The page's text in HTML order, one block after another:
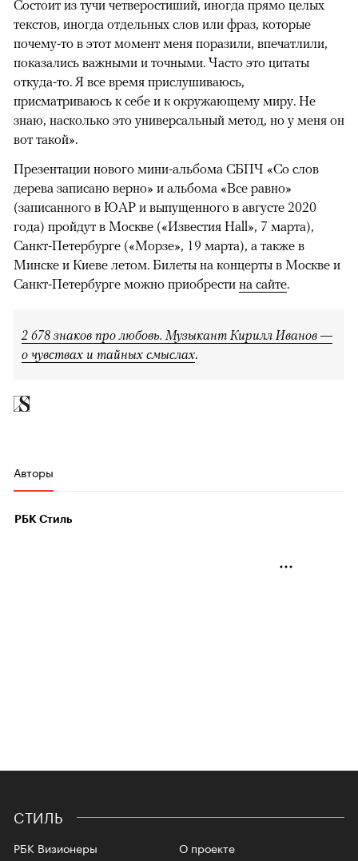
Состоит из тучи четверостиший, иногда прямо целых
текстов, иногда отдельных слов или фраз, которые
почему-то в этот момент меня поразили, впечатлили,
показались важными и точными. Часто это цитаты
откуда-то. Я все время прислушиваюсь,
присматриваюсь к себе и к окружающему миру. Не
знаю, насколько это универсальный метод, но у меня он
вот такой».
Презентации нового мини-альбома СБПЧ «Со слов
дерева записано верно» и альбома «Все равно»
(записанного в ЮАР и выпущенного в августе 2020
года) пройдут в Москве («Известия Hall», 7 марта),
Санкт-Петербурге («Морзе», 19 марта), а также в
Минске и Киеве летом. Билеты на концерты в Москве и
Санкт-Петербурге можно приобрести на сайте.
2 678 знаков про любовь. Музыкант Кирилл Иванов —
о чувствах и тайных смыслах.
Авторы
РБК Стиль
СТИЛЬ
РБК Визионеры
О проекте